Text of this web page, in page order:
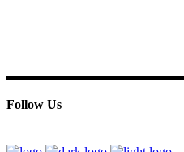
Follow Us